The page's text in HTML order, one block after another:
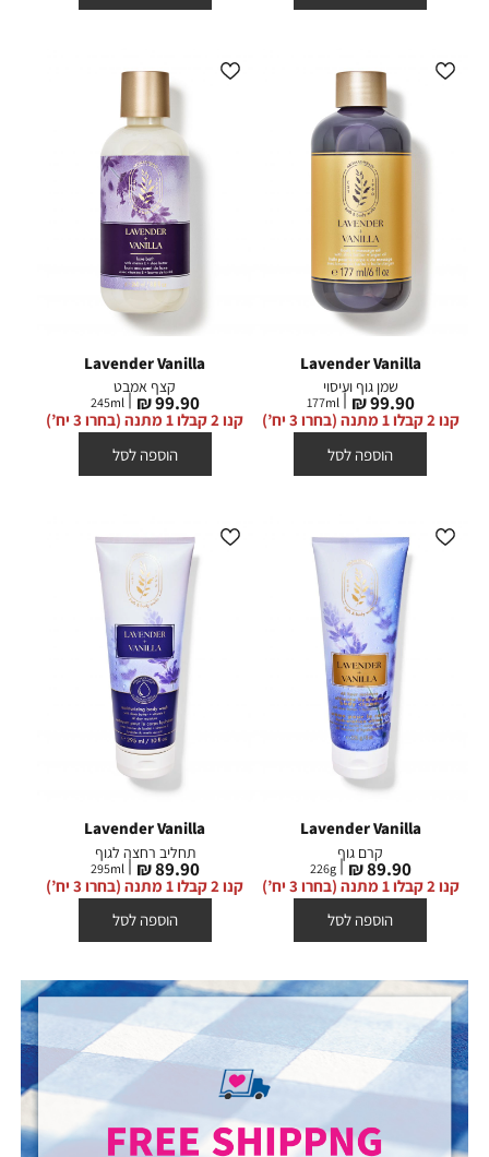
Lavender Vanilla
שמן גוף ועיסוי
מחיר
מוצר
99.90 ₪
177ml
קנו 2 קבלו 1 מתנה (בחרו 3 יח’)
הוספה לסל
Lavender Vanilla
קצף אמבט
מחיר
מוצר
99.90 ₪
245ml
קנו 2 קבלו 1 מתנה (בחרו 3 יח’)
הוספה לסל
Lavender Vanilla
קרם גוף
מחיר
מוצר
89.90 ₪
226g
קנו 2 קבלו 1 מתנה (בחרו 3 יח’)
הוספה לסל
Lavender Vanilla
תחליב רחצה לגוף
מחיר
מוצר
89.90 ₪
295ml
קנו 2 קבלו 1 מתנה (בחרו 3 יח’)
הוספה לסל
|
משלוח
חינם
פרסומי
רגיל.
(305)